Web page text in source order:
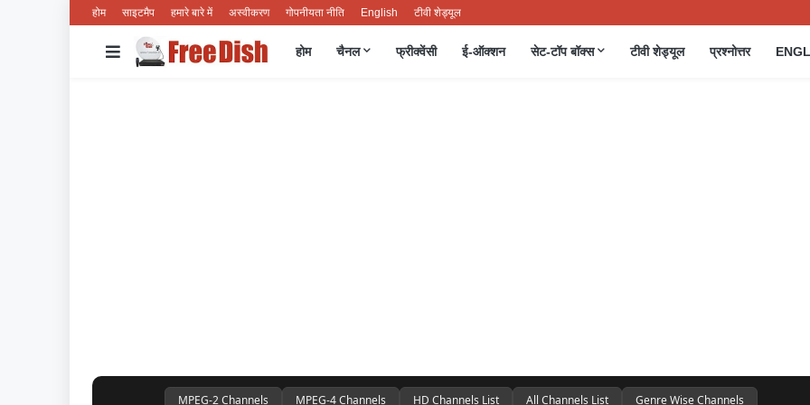
होम साइटमैप हमारे बारे में अस्वीकरण गोपनीयता नीति English टीवी शेड्यूल
होम चैनल फ्रीक्वेंसी ई-ऑक्शन सेट-टॉप बॉक्स टीवी शेड्यूल प्रश्नोत्तर
MPEG-2 Channels MPEG-4 Channels HD Channels List All Channels List Genre Wise Channels